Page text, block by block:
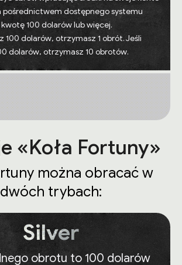
pośrednictwem dostępnego systemu
100 dolarów lub więcej.
100 dolarów, otrzymasz 1 obrót. Jeśli
dolarów, otrzymasz 10 obrotów.
«Koła Fortuny»
można obracać w
dwóch trybach:
Silver
obrotu to 100 dolarów